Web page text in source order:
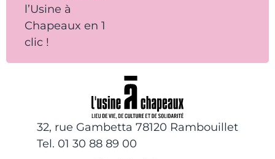
l’Usine à
Chapeaux en 1
clic !
32, rue Gambetta 78120 Rambouillet
Tel. 01 30 88 89 00